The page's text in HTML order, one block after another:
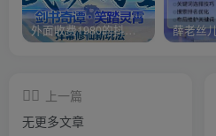
外面收费1980的抖音武动时空直播项目，无需真人出镜，实时互动直播【软件+详细教程】
上一篇
无更多文章